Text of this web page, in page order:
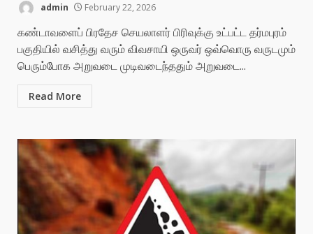
admin February 22, 2026
கண்டாவளைப் பிரதேச செயலாளர் பிரிவுக்கு உட்பட்ட தர்மபுரம்
பகுதியில் வசித்து வரும் விவசாயி ஒருவர் ஒவ்வொரு வருடமும்
பெரும்போக அறுவடை முடிவடைந்ததும் அறுவடை...
Read More